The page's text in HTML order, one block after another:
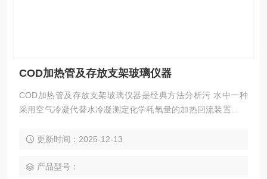
COD加热管及存放支架玻璃仪器
COD加热管及存放支架玻璃仪器是经典方法分析污 水中一种
采用空气冷凝代替水冷凝测定化学耗氧量的加热回流装置。它
更新时间：2025-12-13
产品型号：